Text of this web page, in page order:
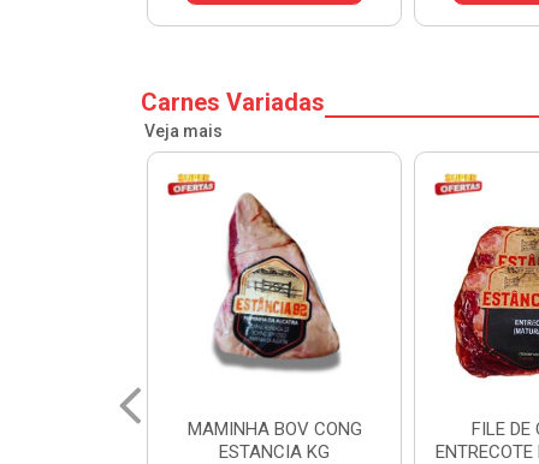
Carnes Variadas
Veja mais
FILE DE COSTELA
ENTRECOTE ESTANCIA KG
CUPIM